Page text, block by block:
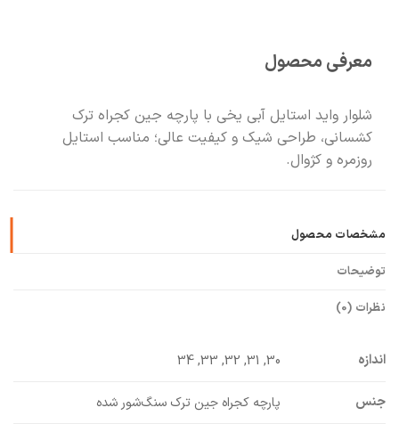
🧡بعد از خرید هم کنارتیم
معرفی محصول
شلوار واید استایل آبی یخی با پارچه جین کجراه ترک
کشسانی، طراحی شیک و کیفیت عالی؛ مناسب استایل
روزمره و کژوال.
مشخصات محصول
توضیحات
نظرات (0)
اندازه 30, 31, 32, 33, 34
جنس پارچه کجراه جین ترک سنگ‌شور شده